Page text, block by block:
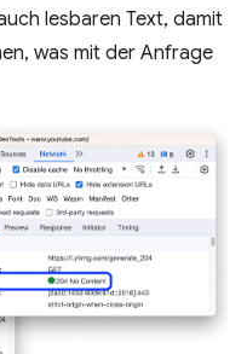
lesbaren Text, damit
was mit der Anfrage